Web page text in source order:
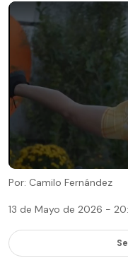
Por: Camilo Fernández
13 de Mayo de 2026 -